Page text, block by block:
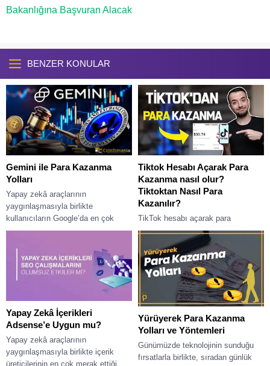
Bakanlığına Başvuran Alacak
BENZER KONULAR
Gemini ile Para Kazanma
Yolları
Yapay zekâ araçlarının
yaygınlaşmasıyla birlikte
kullanıcıların Google’da en çok
arattığı konulardan biri “Gemini ile
Google...
Tiktok Hesabı Açarak Para
Kazanma nasıl olur?
Tiktoktan Nasıl Para
Kazanılır?
TikTok hesabı açarak para
kazanmak mümkündür ama düzenli
gelir elde etmek için sabır, istikrar
ve doğru stratejiler gerekir. TikTok
hesabı...
Yapay Zekâ İçerikleri
Adsense’e Uygun mu?
Yapay zekâ araçlarının
yaygınlaşmasıyla birlikte içerik
üreticilerinin en çok merak ettiği
Yürüyerek Para Kazanma
Yolları ve Yöntemleri
Günümüzde teknolojinin sunduğu
fırsatlarla birlikte, sıradan günlük